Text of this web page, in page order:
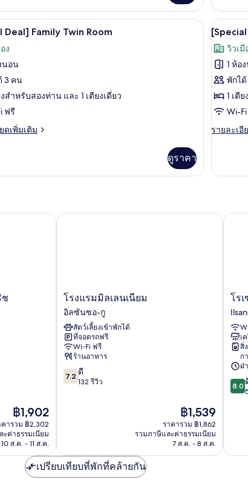
ด
[Special
Deal]
King
Room
อนระดับพรีเมียม, โต๊ะทำงาน, พื้นที่ทำงานแบบใช้แล็ปท็อป
เครื่องนอนระดับพรีเมียม, โต๊ะทำงาน, พื้นที่ทำง
Deal] Family Twin Room
ง
นอน
3 คน
งสำหรับสองท่าน และ 1 เตียงเดี่ยว
ฟรี
ดเพิ่มเติม
ดูราคา
เปิด
ภาพถ่า
ทั้งหมด
ของ
Deal]
Royal
Suite
4
วิวเมื
1 ห้อ
พักไ
1 เตี
Wi-
รายละเอี
ราย
เกี่ยว
Royal
ช
ราคา
ปัจจุบัน
คือ
฿1,902
฿1,902
คารวม ฿2,302
ค่าธรรมเนียม
10 ส.ค. - 11 ส.ค.
โรง
แรม
มิล
เลน
เนียม
อิล
ซัน
ซอ-
กู
โรงแรมมิลเลนเนียม
อิลซันซอ-กู
สัตว์เลี้ยงเข้าพักได้
ที่จอดรถฟรี
Wi-Fi ฟรี
ร้านอาหาร
7.2
จาก
7.2 ดี
132 รีวิว
ราคา
ปัจจุบัน
คือ
฿1,539
฿1,539
ราคารวม ฿1,862
รวมภาษีและค่าธรรมเนียม
7 ส.ค. - 8 ส.ค.
โรงแรมมิลเลนเนียม
โร
เซน
ไฮม์
โร
เ
สิ่
ก
ฝ่
8.0
จาก
8.0
โรเซ
เปรียบเทียบที่พักที่คล้ายกัน